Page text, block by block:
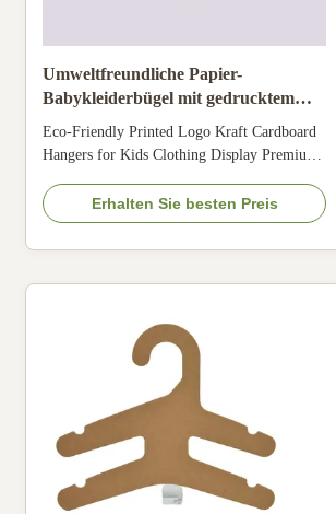
Umweltfreundliche Papier-
Babykleiderbügel mit gedrucktem
Logo aus Kraftkarton für
Kinderkleidung
Eco-Friendly Printed Logo Kraft Cardboard
Hangers for Kids Clothing Display Premium
factory specializes in producing 100%
recycled high-density DDS cardboard hangers
that are as durable as MDF. We offer custom
Erhalten Sie besten Preis